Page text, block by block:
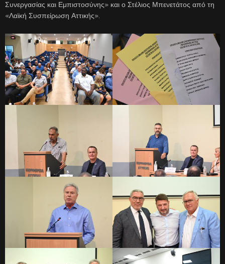
Συνεργασίας και Εμπιστοσύνης» και ο Στέλιος Μπενετάτος από τη
«Λαϊκή Συσπείρωση Αττικής».